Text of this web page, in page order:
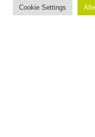
Cookie Settings